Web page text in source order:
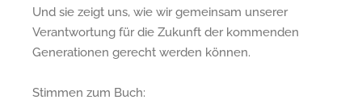
Und sie zeigt uns, wie wir gemeinsam unserer
Verantwortung für die Zukunft der kommenden
Generationen gerecht werden können.
Stimmen zum Buch: